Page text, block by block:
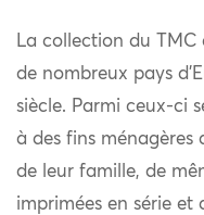
La collection du
de nombreux pays
siècle. Parmi ceux-ci
à des fins ménagères
de leur famille, de
imprimées en série et